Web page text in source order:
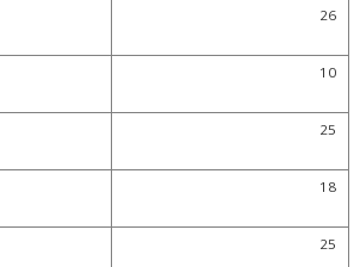
26
10
25
18
25